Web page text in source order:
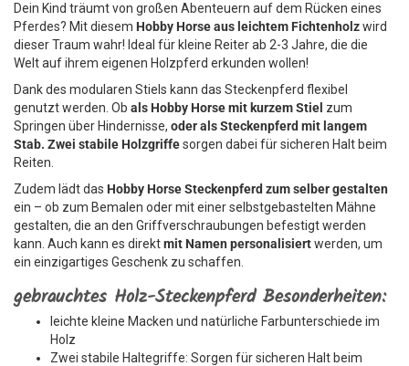
Dein Kind träumt von großen Abenteuern auf dem Rücken eines
Pferdes? Mit diesem Hobby Horse aus leichtem Fichtenholzwird
dieser Traum wahr! Ideal für kleine Reiter ab 2-3 Jahre, die die
Welt auf ihrem eigenen Holzpferd erkunden wollen!
Dank des modularen Stiels kann das Steckenpferd flexibel
genutzt werden. Ob als Hobby Horse mit kurzem Stiel zum
Springen über Hindernisse, oder als Steckenpferd mit langem
Stab. Zwei stabile Holzgriffesorgen dabei für sicheren Halt beim
Reiten.
Zudem lädt das Hobby Horse Steckenpferd zum selber gestalten
ein – ob zum Bemalen oder mit einer selbstgebastelten Mähne
gestalten, die an den Griffverschraubungen befestigt werden
kann. Auch kann es direktmit Namen personalisiertwerden, um
ein einzigartiges Geschenk zu schaffen.
gebrauchtes Holz-Steckenpferd Besonderheiten:
leichte kleine Macken und natürliche Farbunterschiede im
Holz
Zwei stabile Haltegriffe: Sorgen für sicheren Halt beim